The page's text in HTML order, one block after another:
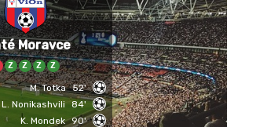
Moravce
Z Z Z Z
M. Totka 52'
L. Nonikashvili 84'
K. Mondek 90'